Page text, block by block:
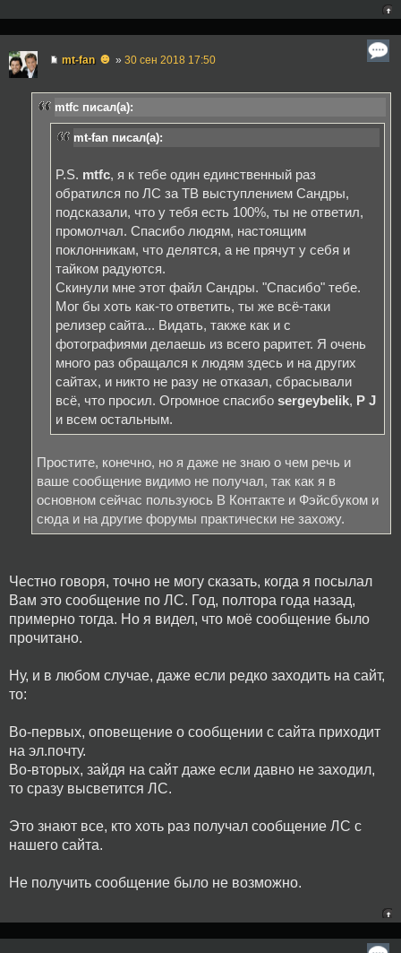
mt-fan ☻ » 30 сен 2018 17:50
mtfc писал(а):
mt-fan писал(а):
P.S. mtfc, я к тебе один единственный раз
обратился по ЛС за ТВ выступлением Сандры,
подсказали, что у тебя есть 100%, ты не ответил,
промолчал. Спасибо людям, настоящим
поклонникам, что делятся, а не прячут у себя и
тайком радуются.
Скинули мне этот файл Сандры. "Спасибо" тебе.
Мог бы хоть как-то ответить, ты же всё-таки
релизер сайта... Видать, также как и с
фотографиями делаешь из всего раритет. Я очень
много раз обращался к людям здесь и на других
сайтах, и никто не разу не отказал, сбрасывали
всё, что просил. Огромное спасибо sergeybelik, P J
и всем остальным.
Простите, конечно, но я даже не знаю о чем речь и
ваше сообщение видимо не получал, так как я в
основном сейчас пользуюсь В Контакте и Фэйсбуком и
сюда и на другие форумы практически не захожу.
Честно говоря, точно не могу сказать, когда я посылал
Вам это сообщение по ЛС. Год, полтора года назад,
примерно тогда. Но я видел, что моё сообщение было
прочитано.
Ну, и в любом случае, даже если редко заходить на сайт,
то:
Во-первых, оповещение о сообщении с сайта приходит
на эл.почту.
Во-вторых, зайдя на сайт даже если давно не заходил,
то сразу высветится ЛС.
Это знают все, кто хоть раз получал сообщение ЛС с
нашего сайта.
Не получить сообщение было не возможно.